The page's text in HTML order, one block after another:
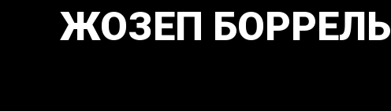
ЖОЗЕП БОРРЕЛЬ